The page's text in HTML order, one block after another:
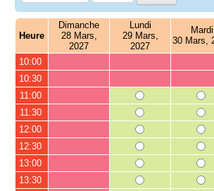
Heure
Dimanche
28 Mars,
2027
Lundi
29 Mars,
2027
Mardi
30 Mars,
10:00
10:30
11:00
11:30
12:00
12:30
13:00
13:30